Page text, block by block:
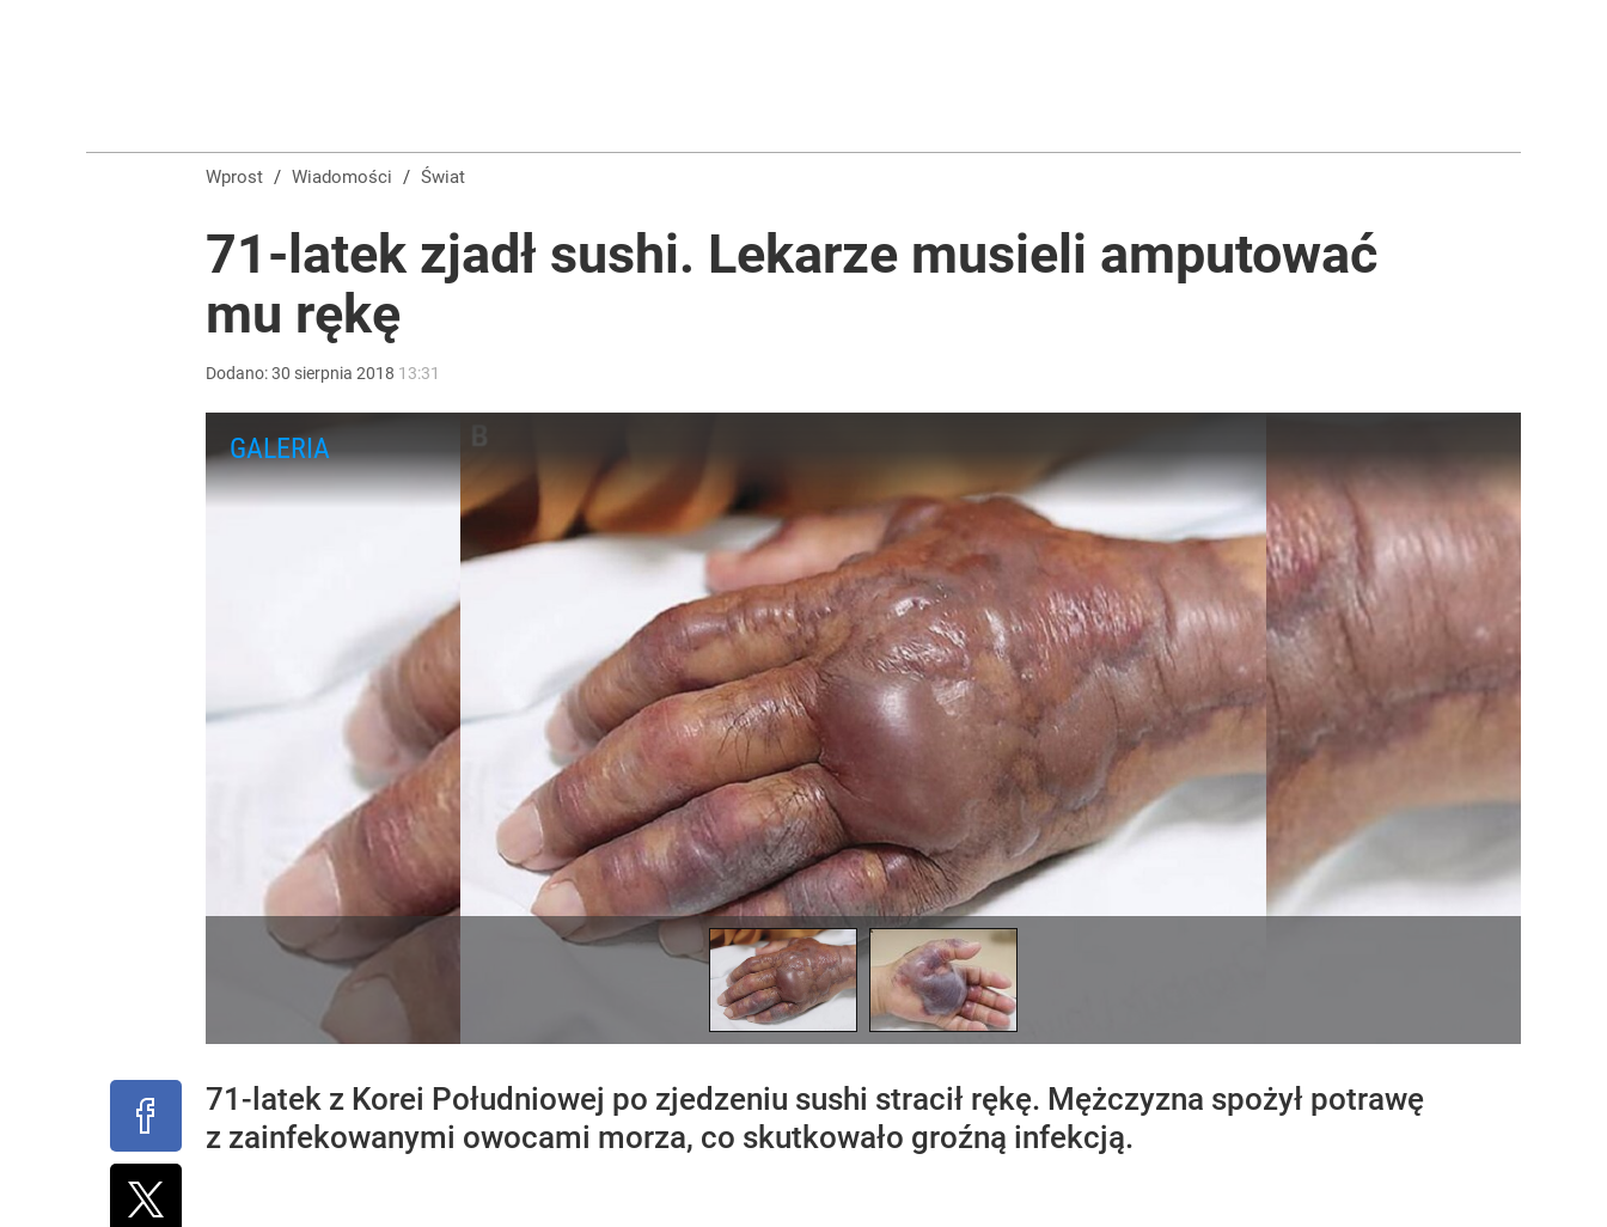
TVN zmieni właściciela i profil stacji? „Nie ma gwarancji niezależności redakcyjnej”
„Nie chodzi o zemstę”. Mocny apel w sprawie ofiar rzezi wołyńskiej
Wprost / Wiadomości / Świat
71-latek zjadł sushi. Lekarze musieli amputować
mu rękę
Dodano:30 sierpnia 2018 13:31
71-latek z Korei Południowej po zjedzeniu sushi stracił rękę. Mężczyzna spożył potrawę
z zainfekowanymi owocami morza, co skutkowało groźną infekcją.